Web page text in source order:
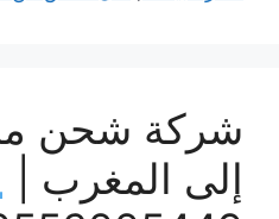
شركة شحن
إلى المغرب |